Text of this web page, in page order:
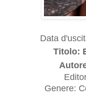
Data
Titolo:
Genere: